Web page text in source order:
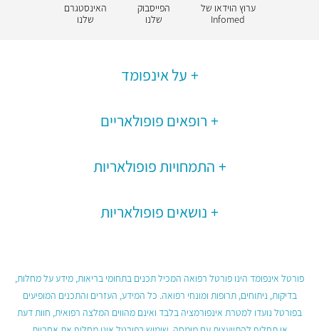
ערוץ הוידאו של
Infomed
הפייסבוק
שלנו
האינסטגרם
שלנו
על אינפומד
רופאים פופולאריים
התמחויות פופולאריות
נושאים פופולאריות
פורטל אינפומד הינו פורטל רפואה המכיל תכנים בתחומי בריאות, מידע על מחלות,
בדיקות, ניתוחים, תרופות ומונחי רפואה. כל המידע, העזרים והתכנים המופיעים
בפורטל נועדו למטרת אינפורמציה בלבד ואינם מהווים המלצה רפואית, חוות דעת